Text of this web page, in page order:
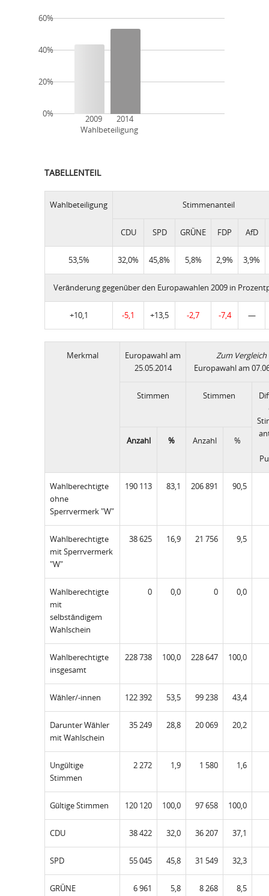
2009 2014
Wahlbeteiligung
60%
40%
20%
0%
TABELLENTEIL
Wahlbeteiligung Stimmenanteil
CDU SPD GRÜNE FDP AfD
53,5% 32,0% 45,8% 5,8% 2,9% 3,9%
Veränderung gegenüber den Europawahlen 2009 in
+10,1 -5,1 +13,5 -2,7 -7,4 —
Merkmal
Europawahl am
25.05.2014
Zum Vergleich
Europawahl am
Stimmen Stimmen
Anzahl % Anzahl %
Wahlberechtigte
ohne
Sperrvermerk "W"
190 113 83,1 206 891 90,5
Wahlberechtigte
mit Sperrvermerk
"W"
38 625 16,9 21 756 9,5
Wahlberechtigte
mit
selbständigem
Wahlschein
0 0,0 0 0,0
Wahlberechtigte
insgesamt
228 738 100,0 228 647 100,0
Wähler/-innen 122 392 53,5 99 238 43,4
Darunter Wähler
mit Wahlschein
35 249 28,8 20 069 20,2
Ungültige
Stimmen
2 272 1,9 1 580 1,6
Gültige Stimmen 120 120 100,0 97 658 100,0
CDU 38 422 32,0 36 207 37,1
SPD 55 045 45,8 31 549 32,3
GRÜNE 6 961 5,8 8 268 8,5